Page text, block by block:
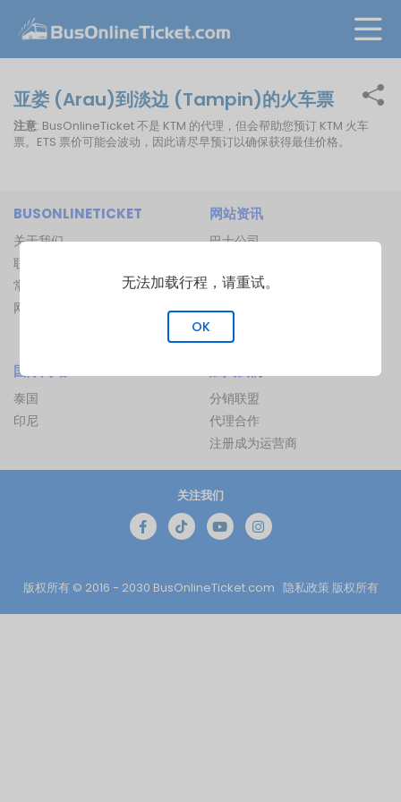
亚娄 (Arau)到淡边 (Tampin)的火车票
注意: BusOnlineTicket 不是 KTM 的代理，但会帮助您预订 KTM 火车
票。ETS 票价可能会波动，因此请尽早预订以确保获得最佳价格。
BUSONLINETICKET
关于我们
联络我们
常见问题
网站地图
网站资讯
巴士公司
渡船码头
船路线
火车路线
国际网站
泰国
印尼
分销联盟
代理合作
注册成为运营商
版权所有 © 2016 - 2030 BusOnlineTicket.com 隐私政策 版权所有
关注我们
无法加载行程，请重试。
OK